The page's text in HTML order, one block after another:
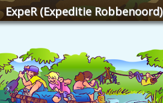
ExpeR (Expeditie Robbenoord)